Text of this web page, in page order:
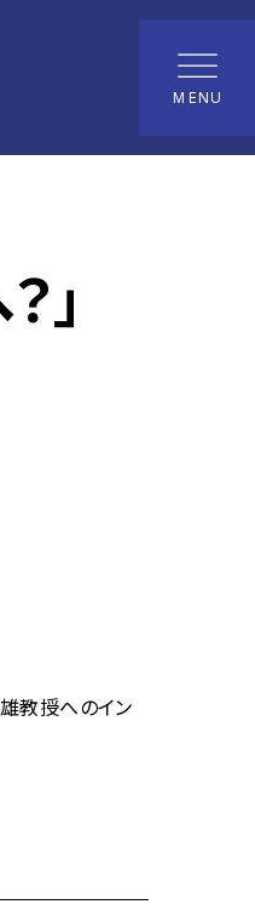
MENU
」
教授へのイン